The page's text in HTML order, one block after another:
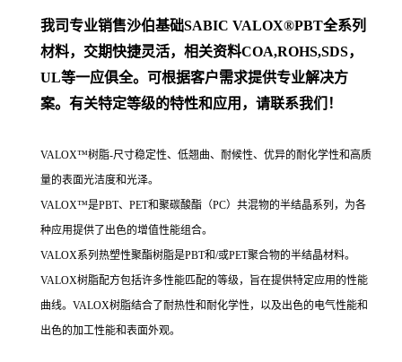
我司专业销售沙伯基础SABIC VALOX®PBT全系列
材料，交期快捷灵活，相关资料COA,ROHS,SDS，
UL等一应俱全。可根据客户需求提供专业解决方
案。 有关特定等级的特性和应用，请联系我们！
VALOX™树脂-尺寸稳定性、低翘曲、耐候性、优异的耐化学性和高质
量的表面光洁度和光泽。
VALOX™是PBT、PET和聚碳酸酯（PC）共混物的半结晶系列，为各
种应用提供了出色的增值性能组合。
VALOX系列热塑性聚酯树脂是PBT和/或PET聚合物的半结晶材料。
VALOX树脂配方包括许多性能匹配的等级，旨在提供特定应用的性能
曲线。VALOX树脂结合了耐热性和耐化学性，以及出色的电气性能和
出色的加工性能和表面外观。